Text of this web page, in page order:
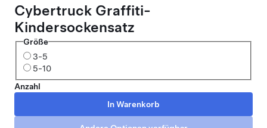
Cybertruck Graffiti-
Kindersockensatz
Größe
3-5
5-10
Anzahl